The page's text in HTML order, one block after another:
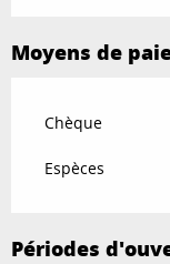
Moyens de
Chèque
Espèces
Périodes